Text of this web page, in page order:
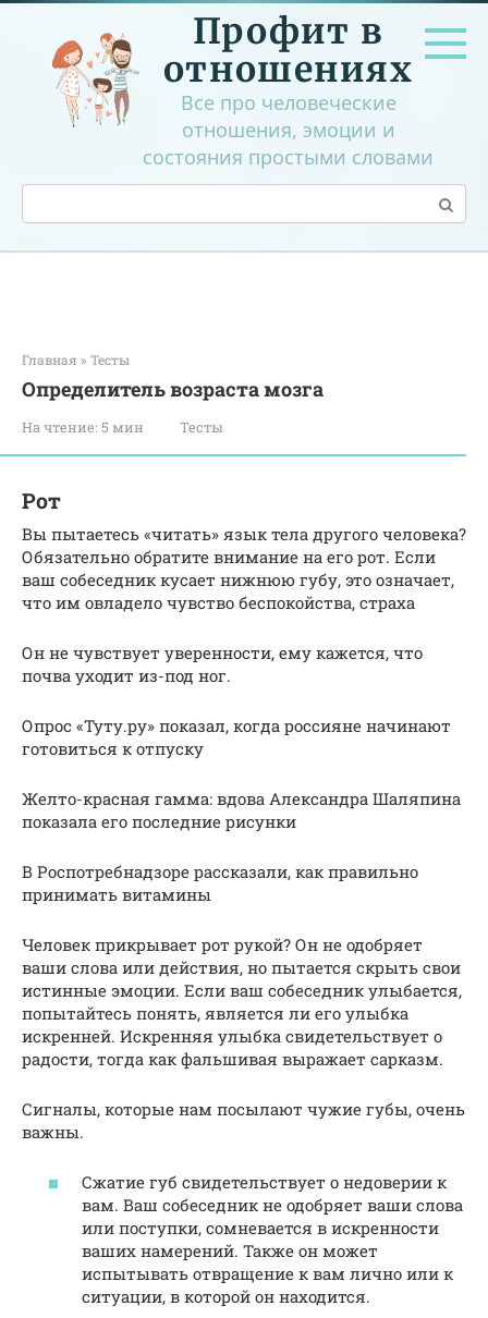
Перейти
контенту
Профит в
отношениях
Все про человеческие
отношения, эмоции и
состояния простыми словами
Поиск:
Главная » Тесты
Определитель возраста мозга
На чтение: 5 мин Тесты
Рот
Вы пытаетесь «читать» язык тела другого человека?
Обязательно обратите внимание на его рот. Если
ваш собеседник кусает нижнюю губу, это означает,
что им овладело чувство беспокойства, страха
Он не чувствует уверенности, ему кажется, что
почва уходит из-под ног.
Опрос «Туту.ру» показал, когда россияне начинают
готовиться к отпуску
Желто-красная гамма: вдова Александра Шаляпина
показала его последние рисунки
В Роспотребнадзоре рассказали, как правильно
принимать витамины
Человек прикрывает рот рукой? Он не одобряет
ваши слова или действия, но пытается скрыть свои
истинные эмоции. Если ваш собеседник улыбается,
попытайтесь понять, является ли его улыбка
искренней. Искренняя улыбка свидетельствует о
радости, тогда как фальшивая выражает сарказм.
Сигналы, которые нам посылают чужие губы, очень
важны.
Сжатие губ свидетельствует о недоверии к
вам. Ваш собеседник не одобряет ваши слова
или поступки, сомневается в искренности
ваших намерений. Также он может
испытывать отвращение к вам лично или к
ситуации, в которой он находится.